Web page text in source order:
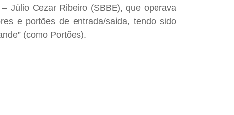
Júlio Cezar Ribeiro (SBBE), que operava
e portões de entrada/saída, tendo sido
(como Portões).